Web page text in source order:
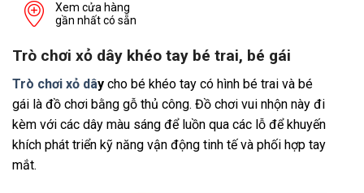
Xem cửa hàng
gần nhất có sẵn
Trò chơi xỏ dây khéo tay bé trai, bé gái
Trò chơi xỏ dây cho bé khéo tay có hình bé trai và bé
gái là đồ chơi bằng gỗ thủ công. Đồ chơi vui nhộn này đi
kèm với các dây màu sáng để luồn qua các lỗ để khuyến
khích phát triển kỹ năng vận động tinh tế và phối hợp tay
mắt.